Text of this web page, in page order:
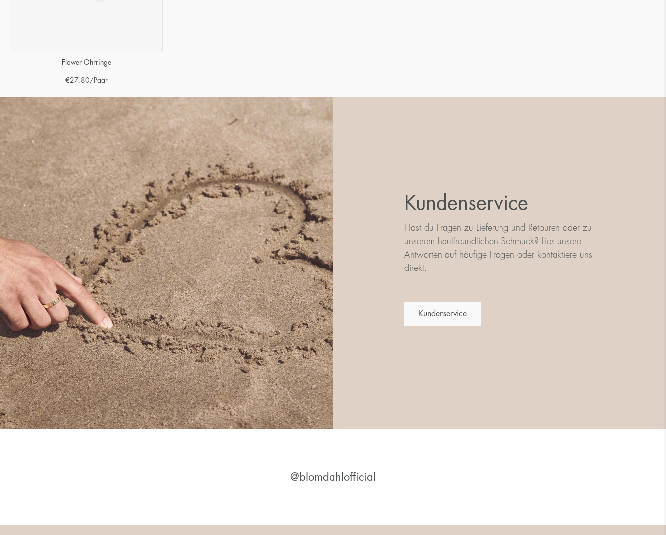
Flower Ohrringe
€27.80 /Paar
Kundenservice
Hast du Fragen zu Lieferung und Retouren oder zu
unserem hautfreundlichen Schmuck? Lies unsere
Antworten auf häufige Fragen oder kontaktiere uns
direkt.
Kundenservice
@blomdahlofficial